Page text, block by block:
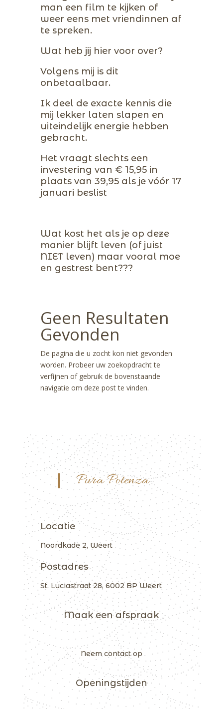
man een film te kijken of
weer eens met vriendinnen af
te spreken.
Wat heb jij hier voor over?
Volgens mij is dit
onbetaalbaar.
Ik deel de exacte kennis die
mij lekker laten slapen en
uiteindelijk energie hebben
gebracht.
Het vraagt slechts een
investering van € 15,95 in
plaats van 39,95 als je vóór 17
januari beslist
Wat kost het als je op deze
manier blijft leven (of juist
NIET leven) maar vooral moe
en gestrest bent???
Geen Resultaten
Gevonden
De pagina die u zocht kon niet gevonden
worden. Probeer uw zoekopdracht te
verfijnen of gebruik de bovenstaande
navigatie om deze post te vinden.
Pura Potenza
Locatie
Noordkade 2, Weert
Postadres
St. Luciastraat 28, 6002 BP Weert
Maak een afspraak
Neem contact op
Openingstijden